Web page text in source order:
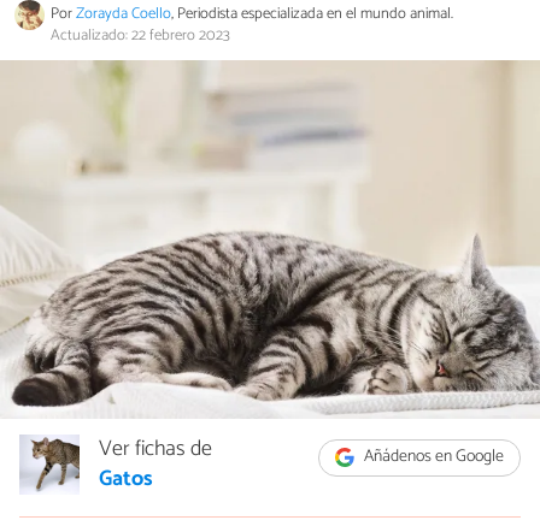
PorZorayda Coello, Periodista especializada en el mundo animal.
Actualizado: 22 febrero 2023
Añádenos en Google
Ver fichas de
Gatos